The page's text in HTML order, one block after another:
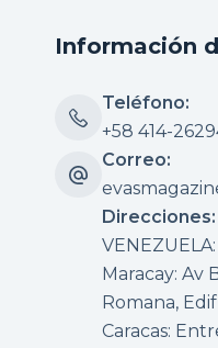
Información
Teléfono:
+58 414-
Correo:
Direcciones:
VENEZUELA:
Maracay: Av
Romana,
Caracas: